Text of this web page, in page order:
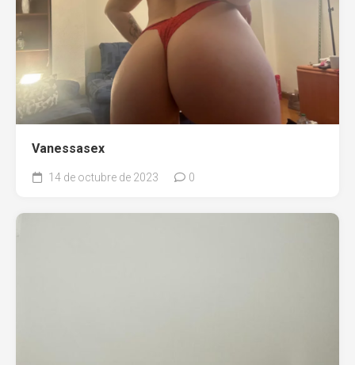
Vanessasex
14 de octubre de 2023 0